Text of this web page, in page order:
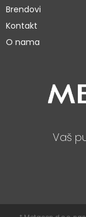
Brendovi
Kontakt
O nama
Vaš